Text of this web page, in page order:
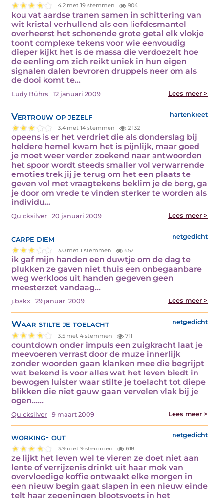
4.2 met 19 stemmen 904
kou vat aardse tranen samen in schittering van
wit kristal verhullend als een liefdesmantel
overheerst het schonende grote getal elk vlokje
toont complexe tekens voor wie eenvoudig
dieper kijkt het is de massa die verdoezelt hoe
de eenling om zich reikt uniek in hun eigen
signalen dalen bevroren druppels neer om als
de dooi komt te…
Ludy Bührs 12 januari 2009 Lees meer >
Vertrouw op jezelf hartenkreet
3.4 met 14 stemmen 2.132
opeens is er het verdriet die als donderslag bij
heldere hemel kwam het is pijnlijk, maar goed
je moet weer verder zoekend naar antwoorden
het spoor wordt steeds smaller vol verwarrende
emoties trek jij je terug om het een plaats te
geven vol met vraagtekens beklim je de berg, ga
je door om vrede te vinden sterker te worden als
individu…
Quicksilver 20 januari 2009 Lees meer >
carpe diem netgedicht
3.0 met 1 stemmen 452
ik gaf mijn handen een duwtje om de dag te
plukken ze gaven niet thuis een onbegaanbare
weg werkloos uit handen gegeven geen
meesterzet vandaag…
j.bakx 29 januari 2009 Lees meer >
Waar stilte je toelacht netgedicht
3.5 met 4 stemmen 711
countdown onder impuls een zuigkracht laat je
meevoeren verrast door de muze innerlijk
zonder woorden gaan klanken mee die begrijpt
wat bekend is voor alles wat het leven biedt in
bewogen luister waar stilte je toelacht tot diepe
blikken die niet gauw gaan vervelen vlak bij je
ogen……
Quicksilver 9 maart 2009 Lees meer >
working- out netgedicht
3.9 met 9 stemmen 618
ze lijkt het leven wel te vieren ze doet niet aan
lente of verrijzenis drinkt uit haar mok van
overvloedige koffie ontwaakt elke morgen in
een nieuw begin gaat slapen in een nieuw einde
telt haar zegeningen blootsvoets in het